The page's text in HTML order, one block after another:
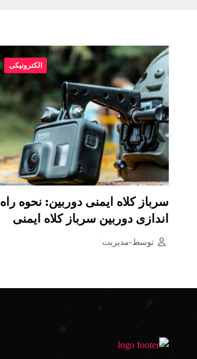
الکترونیکی
سرباز کلاه ایمنی دوربین: نحوه راه
اندازی دوربین سرباز کلاه ایمنی
توسط-مدیریت